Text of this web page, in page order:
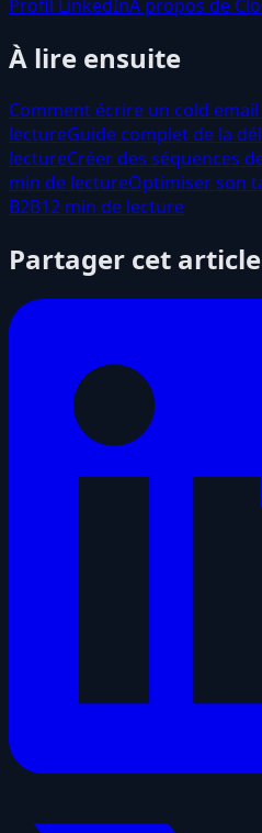
Profil LinkedInÀ propos de
À lire ensuite
Comment écrire un cold
lectureGuide complet de la
lectureCréer des séquences
min de lectureOptimiser son
B2B12 min de lecture
Partager cet article